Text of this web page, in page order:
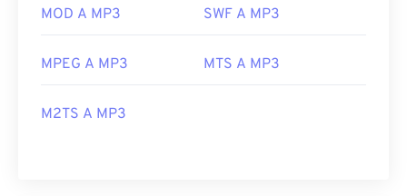
MOD A MP3 SWF A MP3
MPEG A MP3 MTS A MP3
M2TS A MP3